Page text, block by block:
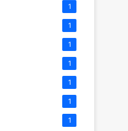
1
1
1
1
1
1
1